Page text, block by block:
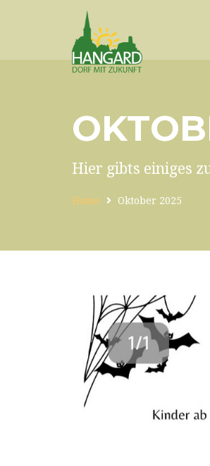
Hier gibts einiges
Home Oktober 2025